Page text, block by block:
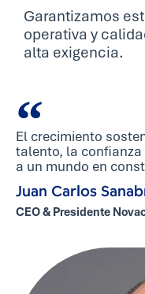
Garantizamos
operativa y
alta exigencia.
El crecimiento
talento, la
a un mundo en
Juan Carlos
CEO & Presidente